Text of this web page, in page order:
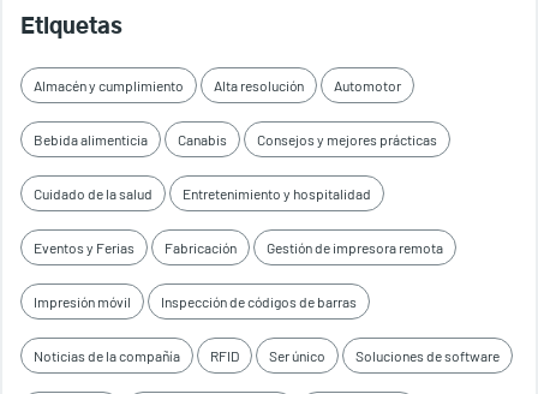
Etiquetas
Almacén y cumplimiento Alta resolución Automotor
Bebida alimenticia Canabis Consejos y mejores prácticas
Cuidado de la salud Entretenimiento y hospitalidad
Eventos y Ferias Fabricación Gestión de impresora remota
Impresión móvil Inspección de códigos de barras
Noticias de la compañía RFID Ser único Soluciones de software